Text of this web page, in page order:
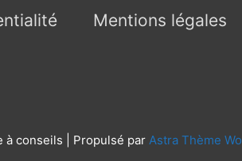
Mentions légales
à conseils | Propulsé par Astra Thème